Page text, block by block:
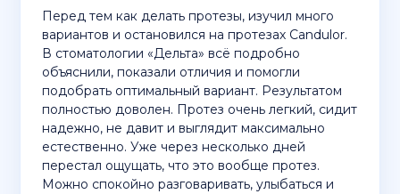
Перед тем как делать протезы, изучил много
вариантов и остановился на протезах Candulor.
В стоматологии «Дельта» всё подробно
объяснили, показали отличия и помогли
подобрать оптимальный вариант. Результатом
полностью доволен. Протез очень легкий, сидит
надежно, не давит и выглядит максимально
естественно. Уже через несколько дней
перестал ощущать, что это вообще протез.
Можно спокойно разговаривать, улыбаться и